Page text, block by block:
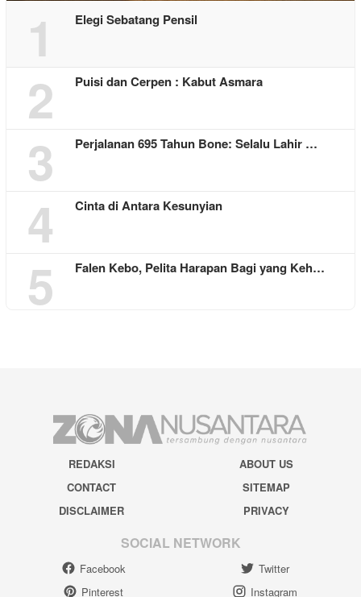
1 Elegi Sebatang Pensil
2 Puisi dan Cerpen : Kabut Asmara
3 Perjalanan 695 Tahun Bone: Selalu Lahir …
4 Cinta di Antara Kesunyian
5 Falen Kebo, Pelita Harapan Bagi yang Keh…
REDAKSI
ABOUT US
CONTACT
SITEMAP
DISCLAIMER
PRIVACY
SOCIAL NETWORK
Facebook
Twitter
Pinterest
Instagram